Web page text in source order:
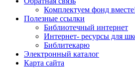
Комплектуем фонд
Полезные ссылки
Библиотечный интернет
Интернет- ресурсы для
Библитекарю
Электронный каталог
Карта сайта